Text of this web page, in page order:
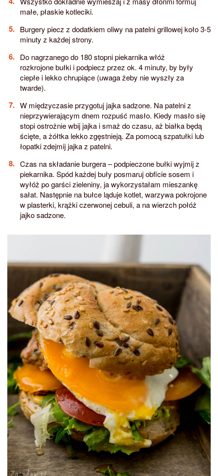
małe, płaskie kotleciki.
Burgery piecz z dodatkiem oliwy na patelni grillowej koło 3-5
minuty z każdej strony.
Do nagrzanego do 180 stopni piekarnika włóż
rozkrojone bułki i podpiecz przez ok. 4 minuty, by były
ciepłe i lekko chrupiące (uwaga żeby nie wyszły za
twarde).
W międzyczasie przygotuj jajka sadzone. Na patelni z
nieprzywierającym dnem rozpuść masło. Kiedy masło się
stopi ostrożnie wbij jajka i smaż do czasu, aż białka będą
ścięte, a żółtka lekko zgęstnieją. Za pomocą szpatułki lub
łopatki zdejmij jajka z patelni.
Czas na składanie burgera – podpieczone bułki wyjmij z
piekarnika. Spód każdej buły posmaruj obficie sosem i
wyłóż po garści zieleniny, ja wykorzystałam mieszankę
sałat. Następnie na bułce ląduje kotlet, warzywa pokrojone
w plasterki, krążki czerwonej cebuli, a na wierzch połóż
jajko sadzone.